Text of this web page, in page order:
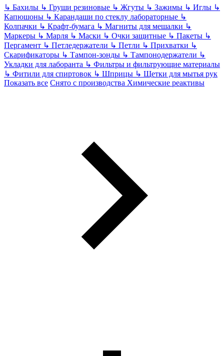
↳ Бахилы ↳ Груши резиновые ↳ Жгуты ↳ Зажимы ↳ Иглы ↳
Капюшоны ↳ Карандаши по стеклу лабораторные ↳
Колпачки ↳ Крафт-бумага ↳ Магниты для мешалки ↳
Маркеры ↳ Марля ↳ Маски ↳ Очки защитные ↳ Пакеты ↳
Пергамент ↳ Петледержатели ↳ Петли ↳ Прихватки ↳
Скарификаторы ↳ Тампон-зонды ↳ Тампонодержатели ↳
Укладки для лаборанта ↳ Фильтры и фильтрующие материалы
↳ Фитили для спиртовок ↳ Шприцы ↳ Щетки для мытья рук
Показать все Снято с производства Химические реактивы